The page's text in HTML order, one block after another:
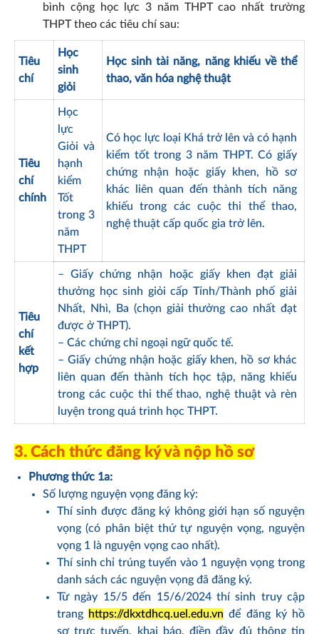
bình cộng học lực 3 năm THPT cao nhất trường
THPT theo các tiêu chí sau:
Tiêu
chí
Học
sinh
giỏi
Học sinh tài năng, năng khiếu về thể
thao, văn hóa nghệ thuật
Tiêu
chí
chính
Học
lực
Giỏi và
hạnh
kiểm
Tốt
trong 3
năm
THPT
Có học lực loại Khá trở lên và có hạnh
kiểm tốt trong 3 năm THPT. Có giấy
chứng nhận hoặc giấy khen, hồ sơ
khác liên quan đến thành tích năng
khiếu trong các cuộc thi thể thao,
nghệ thuật cấp quốc gia trở lên.
Tiêu
chí
kết
hợp
– Giấy chứng nhận hoặc giấy khen đạt giải
thưởng học sinh giỏi cấp Tỉnh/Thành phố giải
Nhất, Nhì, Ba (chọn giải thưởng cao nhất đạt
được ở THPT).
– Các chứng chỉ ngoại ngữ quốc tế.
– Giấy chứng nhận hoặc giấy khen, hồ sơ khác
liên quan đến thành tích học tập, năng khiếu
trong các cuộc thi thể thao, nghệ thuật và rèn
luyện trong quá trình học THPT.
3. Cách thức đăng ký và nộp hồ sơ
Phương thức 1a:
Số lượng nguyện vọng đăng ký:
Thí sinh được đăng ký không giới hạn số nguyện
vọng (có phân biệt thứ tự nguyện vọng, nguyện
vọng 1 là nguyện vọng cao nhất).
Thí sinh chỉ trúng tuyển vào 1 nguyện vọng trong
danh sách các nguyện vọng đã đăng ký.
Từ ngày 15/5 đến 15/6/2024 thí sinh truy cập
trang https://dkxtdhcq.uel.edu.vn để đăng ký hồ
sơ trực tuyến, khai báo, điền đầy đủ thông tin